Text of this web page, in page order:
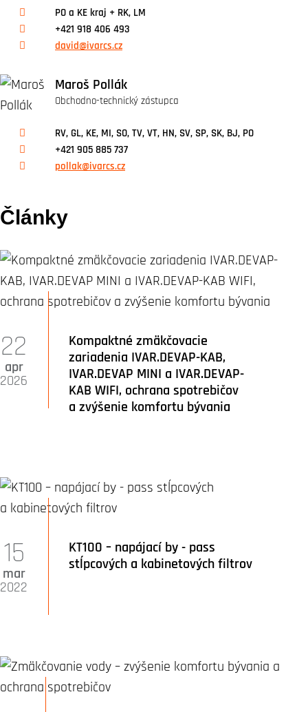
PO a KE kraj + RK, LM
+421 918 406 493
david@ivarcs.cz
Maroš Pollák
Obchodno-technický zástupca
RV, GL, KE, MI, SO, TV, VT, HN, SV, SP, SK, BJ, PO
+421 905 885 737
pollak@ivarcs.cz
Články
Kompaktné zmäkčovacie
zariadenia IVAR.DEVAP-KAB,
IVAR.DEVAP MINI a IVAR.DEVAP-
KAB WIFI, ochrana spotrebičov
a zvýšenie komfortu bývania
22
apr
2026
KT100 – napájací by - pass
stĺpcových a kabinetových filtrov
15
mar
2022